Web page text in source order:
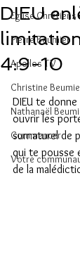
Eglise Chrétiens
Pierre Beumier
Apollos TV
Christine
Nathanaël
Commencer
Votre
DIEU
4:9-10
DIEU te
ouvrir les
surnaturel de
qui te
de la